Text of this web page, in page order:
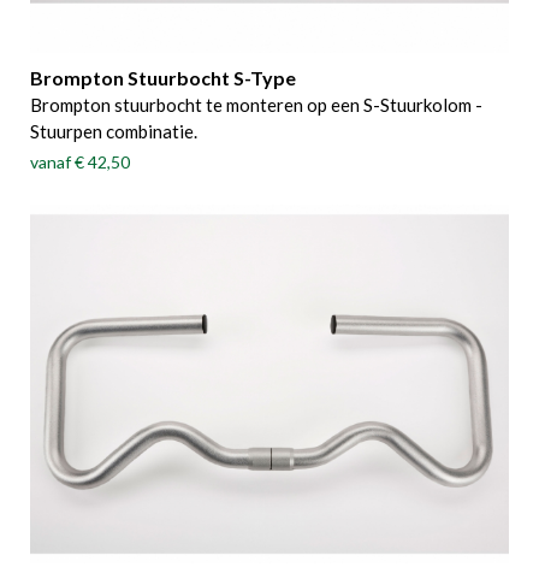
Brompton Stuurbocht S-Type
Brompton stuurbocht te monteren op een S-Stuurkolom -
Stuurpen combinatie.
vanaf€ 42,50